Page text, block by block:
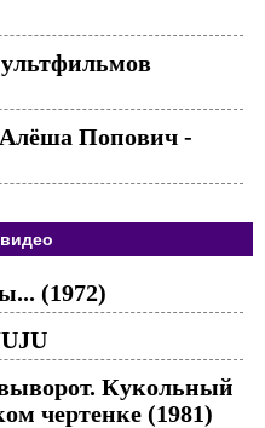
Попович -
(1972)
Кукольный
чертенке (1981)